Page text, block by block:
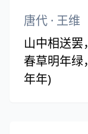
唐代 · 王维
山中相送罢
春草明年绿
年年)